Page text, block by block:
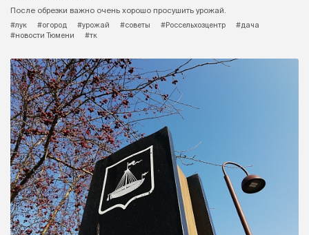
После обрезки важно очень хорошо просушить урожай.
#лук
#огород #урожай #советы #Россельхозцентр
#дача
#новости Тюмени
#тк